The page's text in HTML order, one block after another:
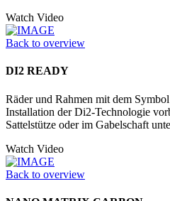
Watch Video
Back to overview
DI2 READY
Räder und Rahmen mit dem
Installation der Di2-Technologie
Sattelstütze oder im Ga­belschaft
Watch Video
Back to overview